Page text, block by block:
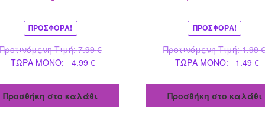
ΠΡΟΣΦΟΡΆ!
Τιμή:7.99€Original
7.99 €.
ΤΩΡΑ MONO: 4.99 €Η
τιμή
είναι:
Προσθήκη στο καλάθι
ΠΡΟΣΦΟΡΆ!
Προτινόμενη Τιμή:1.99
ΤΩΡΑ MONO: 1.49€Η
Προσθήκη στο καλάθι